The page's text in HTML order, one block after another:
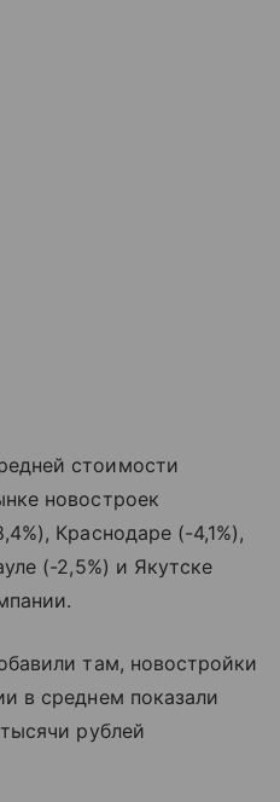
стоимости
новостроек
Краснодаре (-4,1%),
(-2,5%) и Якутске
там, новостройки
в среднем показали
рублей